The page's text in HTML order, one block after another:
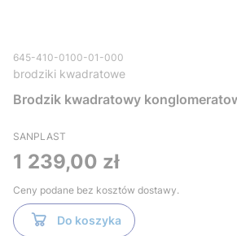
645-410-0100-01-000
brodziki kwadratowe
Brodzik kwadratowy
SANPLAST
Cena
1 239,00 zł
Ceny podane bez kosztów dostawy.
Do koszyka